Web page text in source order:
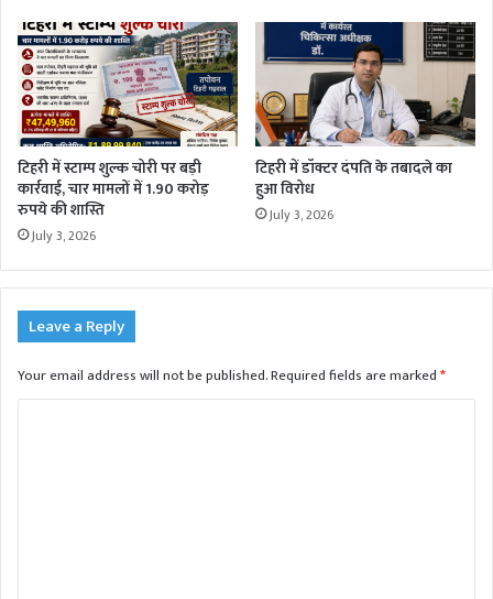
टिहरी में स्टाम्प शुल्क चोरी पर बड़ी
कार्रवाई, चार मामलों में 1.90 करोड़
रुपये की शास्ति
July 3, 2026
टिहरी में डॉक्टर दंपति के तबादले का
हुआ विरोध
July 3, 2026
Leave a Reply
Your email address will not be published.Required fields are marked*